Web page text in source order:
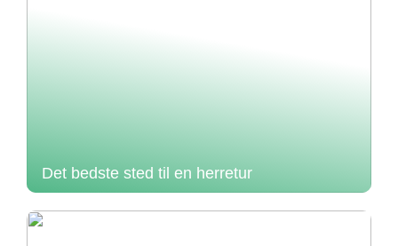
Det bedste sted til en herretur